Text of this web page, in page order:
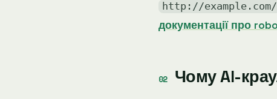
http://example.com/
документації про
Чому AI-